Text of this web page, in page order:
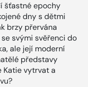
šťastné epochy
dny s dětmi
brzy přervána
svými svěřenci do
ale její moderní
představy
Katie vytrvat a